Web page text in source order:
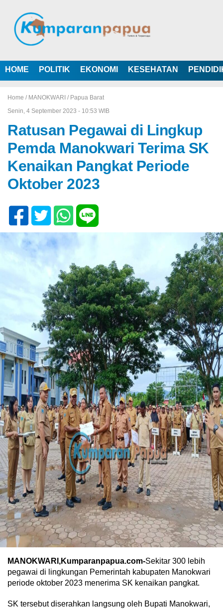
HOME POLITIK EKONOMI KESEHATAN
Home / MANOKWARI / Papua Barat
Senin, 4 September 2023 - 10:53 WIB
Ratusan Pegawai di Lingkup
Pemda Manokwari Terima SK
Kenaikan Pangkat Periode
Oktober 2023
MANOKWARI,Kumparanpapua.com-Sekitar 300 lebih
pegawai di lingkungan Pemerintah kabupaten Manokwari
periode oktober 2023 menerima SK kenaikan pangkat.
SK tersebut diserahkan langsung oleh Bupati Manokwari,